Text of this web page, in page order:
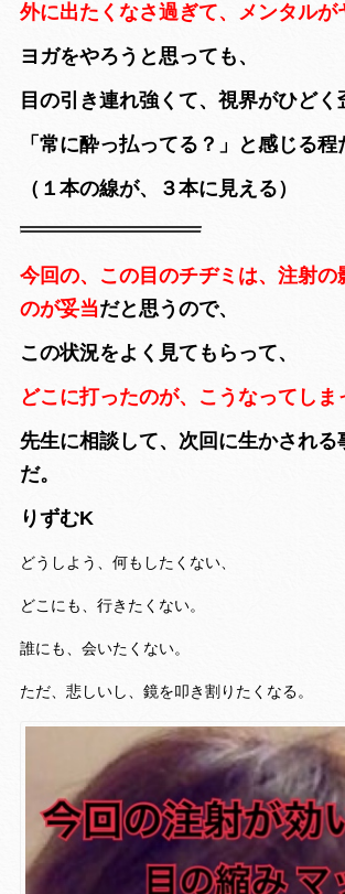
外に出たくなさ過ぎて、メンタルが
ヨガをやろうと思っても、
目の引き連れ強くて、視界がひどく
「常に酔っ払ってる？」と感じる程
（１本の線が、３本に見える）
今回の、この目のチヂミは、注射の
のが妥当だと思うので、
この状況をよく見てもらって、
どこに打ったのが、こうなってしま
先生に相談して、次回に生かされる
だ。
りずむK
どうしよう、何もしたくない、
どこにも、行きたくない。
誰にも、会いたくない。
ただ、悲しいし、鏡を叩き割りたくなる。